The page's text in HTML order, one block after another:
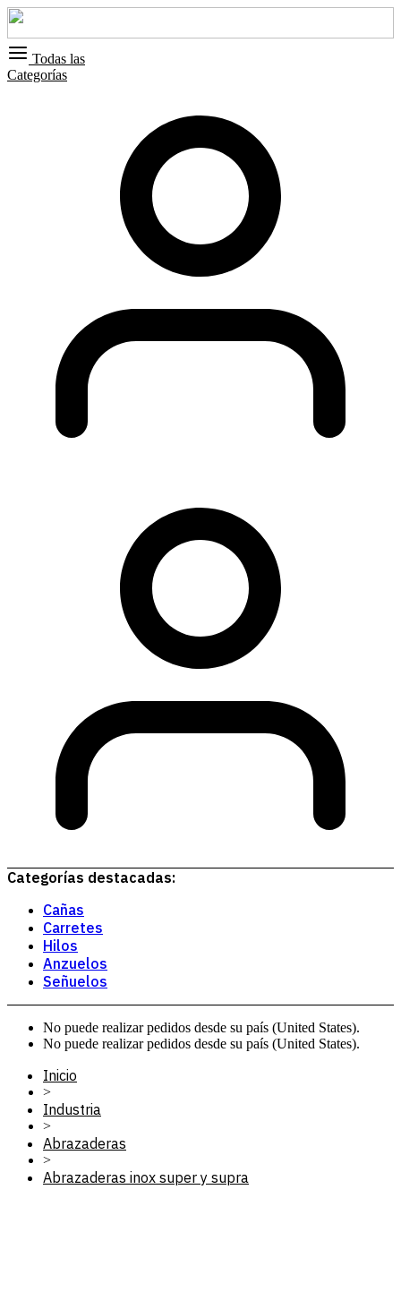
Todas las
Categorías
Categorías destacadas:
Cañas
Carretes
Hilos
Anzuelos
Señuelos
No puede realizar pedidos desde su país (United States).
No puede realizar pedidos desde su país (United States).
Inicio
>
Industria
>
Abrazaderas
>
Abrazaderas inox super y supra